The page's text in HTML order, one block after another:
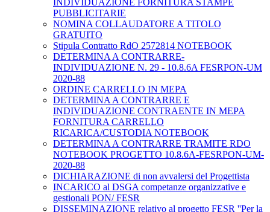
INDIVIDUAZIONE FORNITURA STAMPE
PUBBLICITARIE
NOMINA COLLAUDATORE A TITOLO
GRATUITO
Stipula Contratto RdO 2572814 NOTEBOOK
DETERMINA A CONTRARRE-
INDIVIDUAZIONE N. 29 - 10.8.6A FESRPON-UM
2020-88
ORDINE CARRELLO IN MEPA
DETERMINA A CONTRARRE E
INDIVIDUAZIONE CONTRAENTE IN MEPA
FORNITURA CARRELLO
RICARICA/CUSTODIA NOTEBOOK
DETERMINA A CONTRARRE TRAMITE RDO
NOTEBOOK PROGETTO 10.8.6A-FESRPON-UM-
2020-88
DICHIARAZIONE di non avvalersi del Progettista
INCARICO al DSGA competanze organizzative e
gestionali PON/ FESR
DISSEMINAZIONE relativo al progetto FESR ''Per la